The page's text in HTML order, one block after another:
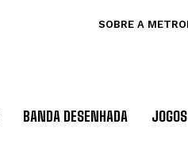
SOBRE A
BANDA DESENHADA JOGOS